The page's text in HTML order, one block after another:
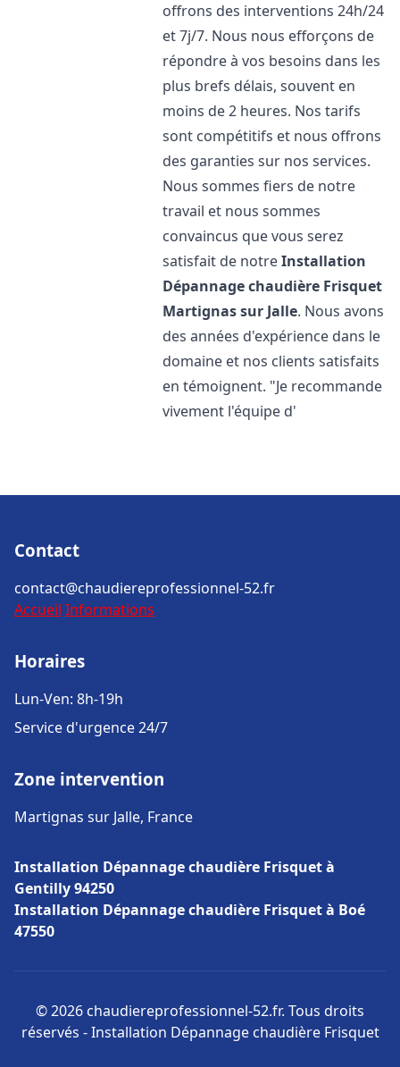
offrons des interventions 24h/24
et 7j/7. Nous nous efforçons de
répondre à vos besoins dans les
plus brefs délais, souvent en
moins de 2 heures. Nos tarifs
sont compétitifs et nous offrons
des garanties sur nos services.
Nous sommes fiers de notre
travail et nous sommes
convaincus que vous serez
satisfait de notreInstallation
Dépannage chaudière Frisquet
Martignas sur Jalle. Nous avons
des années d'expérience dans le
domaine et nos clients satisfaits
en témoignent. "Je recommande
vivement l'équipe d'
Contact
contact@chaudiereprofessionnel-52.fr
Accueil Informations
Horaires
Lun-Ven: 8h-19h
Service d'urgence 24/7
Zone intervention
Martignas sur Jalle, France
Installation Dépannage chaudière Frisquet à
Gentilly 94250
Installation Dépannage chaudière Frisquet à Boé
47550
© 2026 chaudiereprofessionnel-52.fr. Tous droits
réservés - Installation Dépannage chaudière Frisquet